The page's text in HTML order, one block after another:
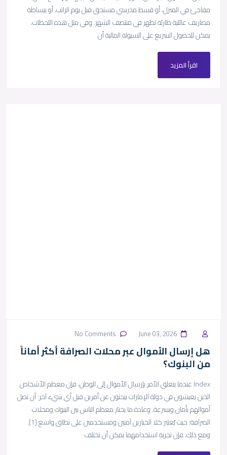
مفاجئ في المنزل، أو قسط مدرسي مستحق قبل يوم الراتب، أو ببساطة
مصاريف عائلية طارئة تظهر في منتصف الشهر. وفي مثل هذه اللحظات،
يمكن للحصول السريع على السيولة المالية أن
اقرأ المزيد
هل إرسال الأموال عبر محلات الصرافة أكثر أماناً
من البنوك؟
Index عندما يتعلق الأمر بإرسال الأموال إلى الوطن، فإن معظم الأشخاص
الذين يعيشون في دولة الإمارات يبحثون عن أمرين قبل أي شيء آخر: أن تصل
أموالهم بأمان وبسرعة. وعادة ما يختار معظم الناس بين البنوك ومحلات
الصرافة؛ حيث يُعتبر كلا الخيارين آمنين ومستخدمين على نطاق واسع [1].
ومع ذلك، فإن تجربة استخدامهما يمكن أن تختلف